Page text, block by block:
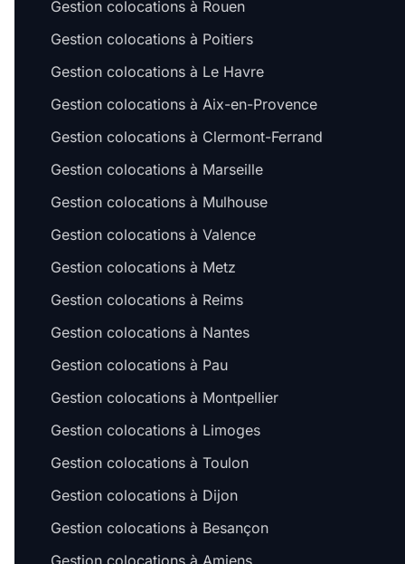
Gestion colocations à Rouen
Gestion colocations à Poitiers
Gestion colocations à Le Havre
Gestion colocations à Aix-en-Provence
Gestion colocations à Clermont-Ferrand
Gestion colocations à Marseille
Gestion colocations à Mulhouse
Gestion colocations à Valence
Gestion colocations à Metz
Gestion colocations à Reims
Gestion colocations à Nantes
Gestion colocations à Pau
Gestion colocations à Montpellier
Gestion colocations à Limoges
Gestion colocations à Toulon
Gestion colocations à Dijon
Gestion colocations à Besançon